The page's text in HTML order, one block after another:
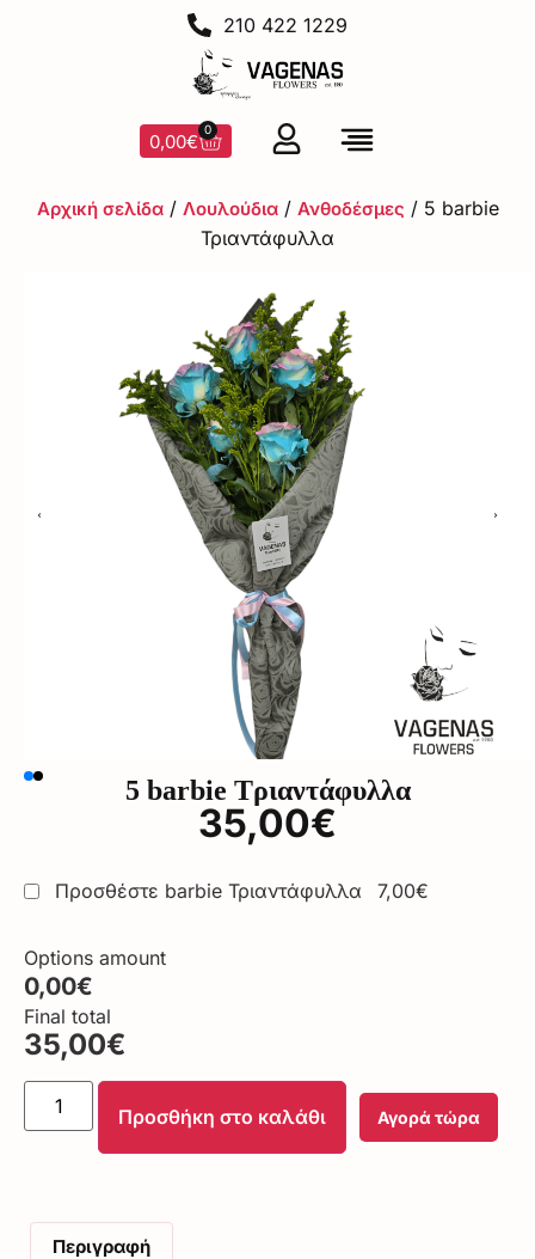
210 422 1229
0,00€
0
Αρχική σελίδα/ Λουλούδια/ Ανθοδέσμες / 5 barbie
Τριαντάφυλλα
5 barbie Τριαντάφυλλα
35,00€
Προσθέστε barbie Τριαντάφυλλα 7,00€
Options amount
0,00€
Final total
35,00€
Προσθήκη στο καλάθι Αγορά τώρα
Περιγραφή